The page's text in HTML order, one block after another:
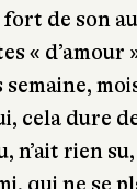
de son
«
cela dure
n’ait rien
qui ne se